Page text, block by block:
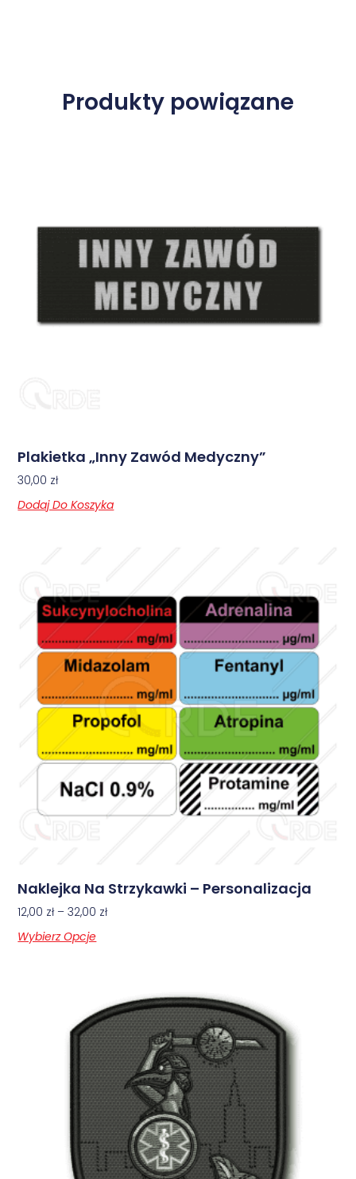
Produkty powiązane
Plakietka „Inny Zawód Medyczny”
30,00 zł
Dodaj Do Koszyka
Naklejka Na Strzykawki – Personalizacja
12,00 zł – 32,00 zł
Wybierz Opcje